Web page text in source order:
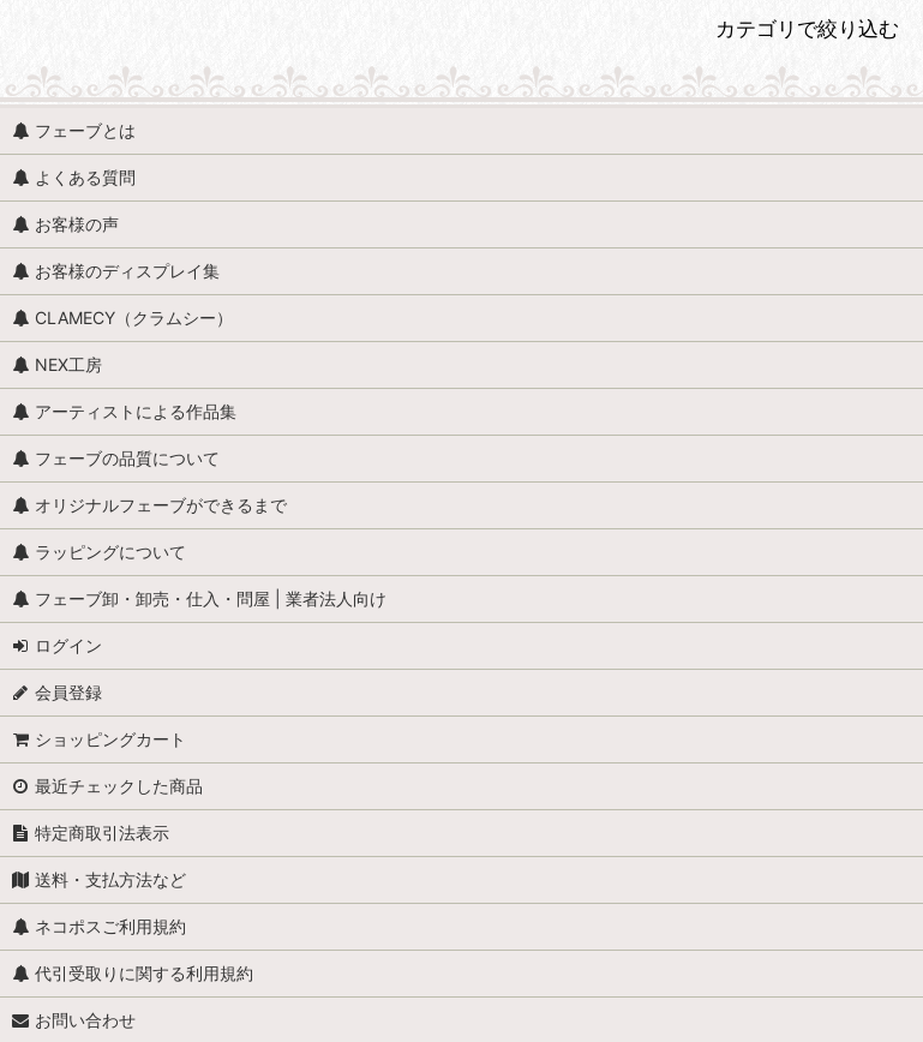
絞り込む
カテゴリで絞り込む
人形・人物 (すべての商品を表示)
人形・人物全般
アンティークドール
映画・ヒーロー
王・貴族・英雄・歴史上の人物
おやすみなさい、こども達 / くまのヌーヌー
怪物
学校
学者・発明家・詩人
カリメロ
キティ
小人
くまのプーさん
少年ブールと愛犬ビル
職業・仕事
スーパーマン
フェーブとは
よくある質問
お客様の声
お客様のディスプレイ集
CLAMECY（クラムシー）
NEX工房
アーティストによる作品集
フェーブの品質について
オリジナルフェーブができるまで
ラッピングについて
フェーブ卸・卸売・仕入・問屋 | 業者法人向け
ログイン
会員登録
ショッピングカート
最近チェックした商品
特定商取引法表示
送料・支払方法など
ネコポスご利用規約
代引受取りに関する利用規約
お問い合わせ